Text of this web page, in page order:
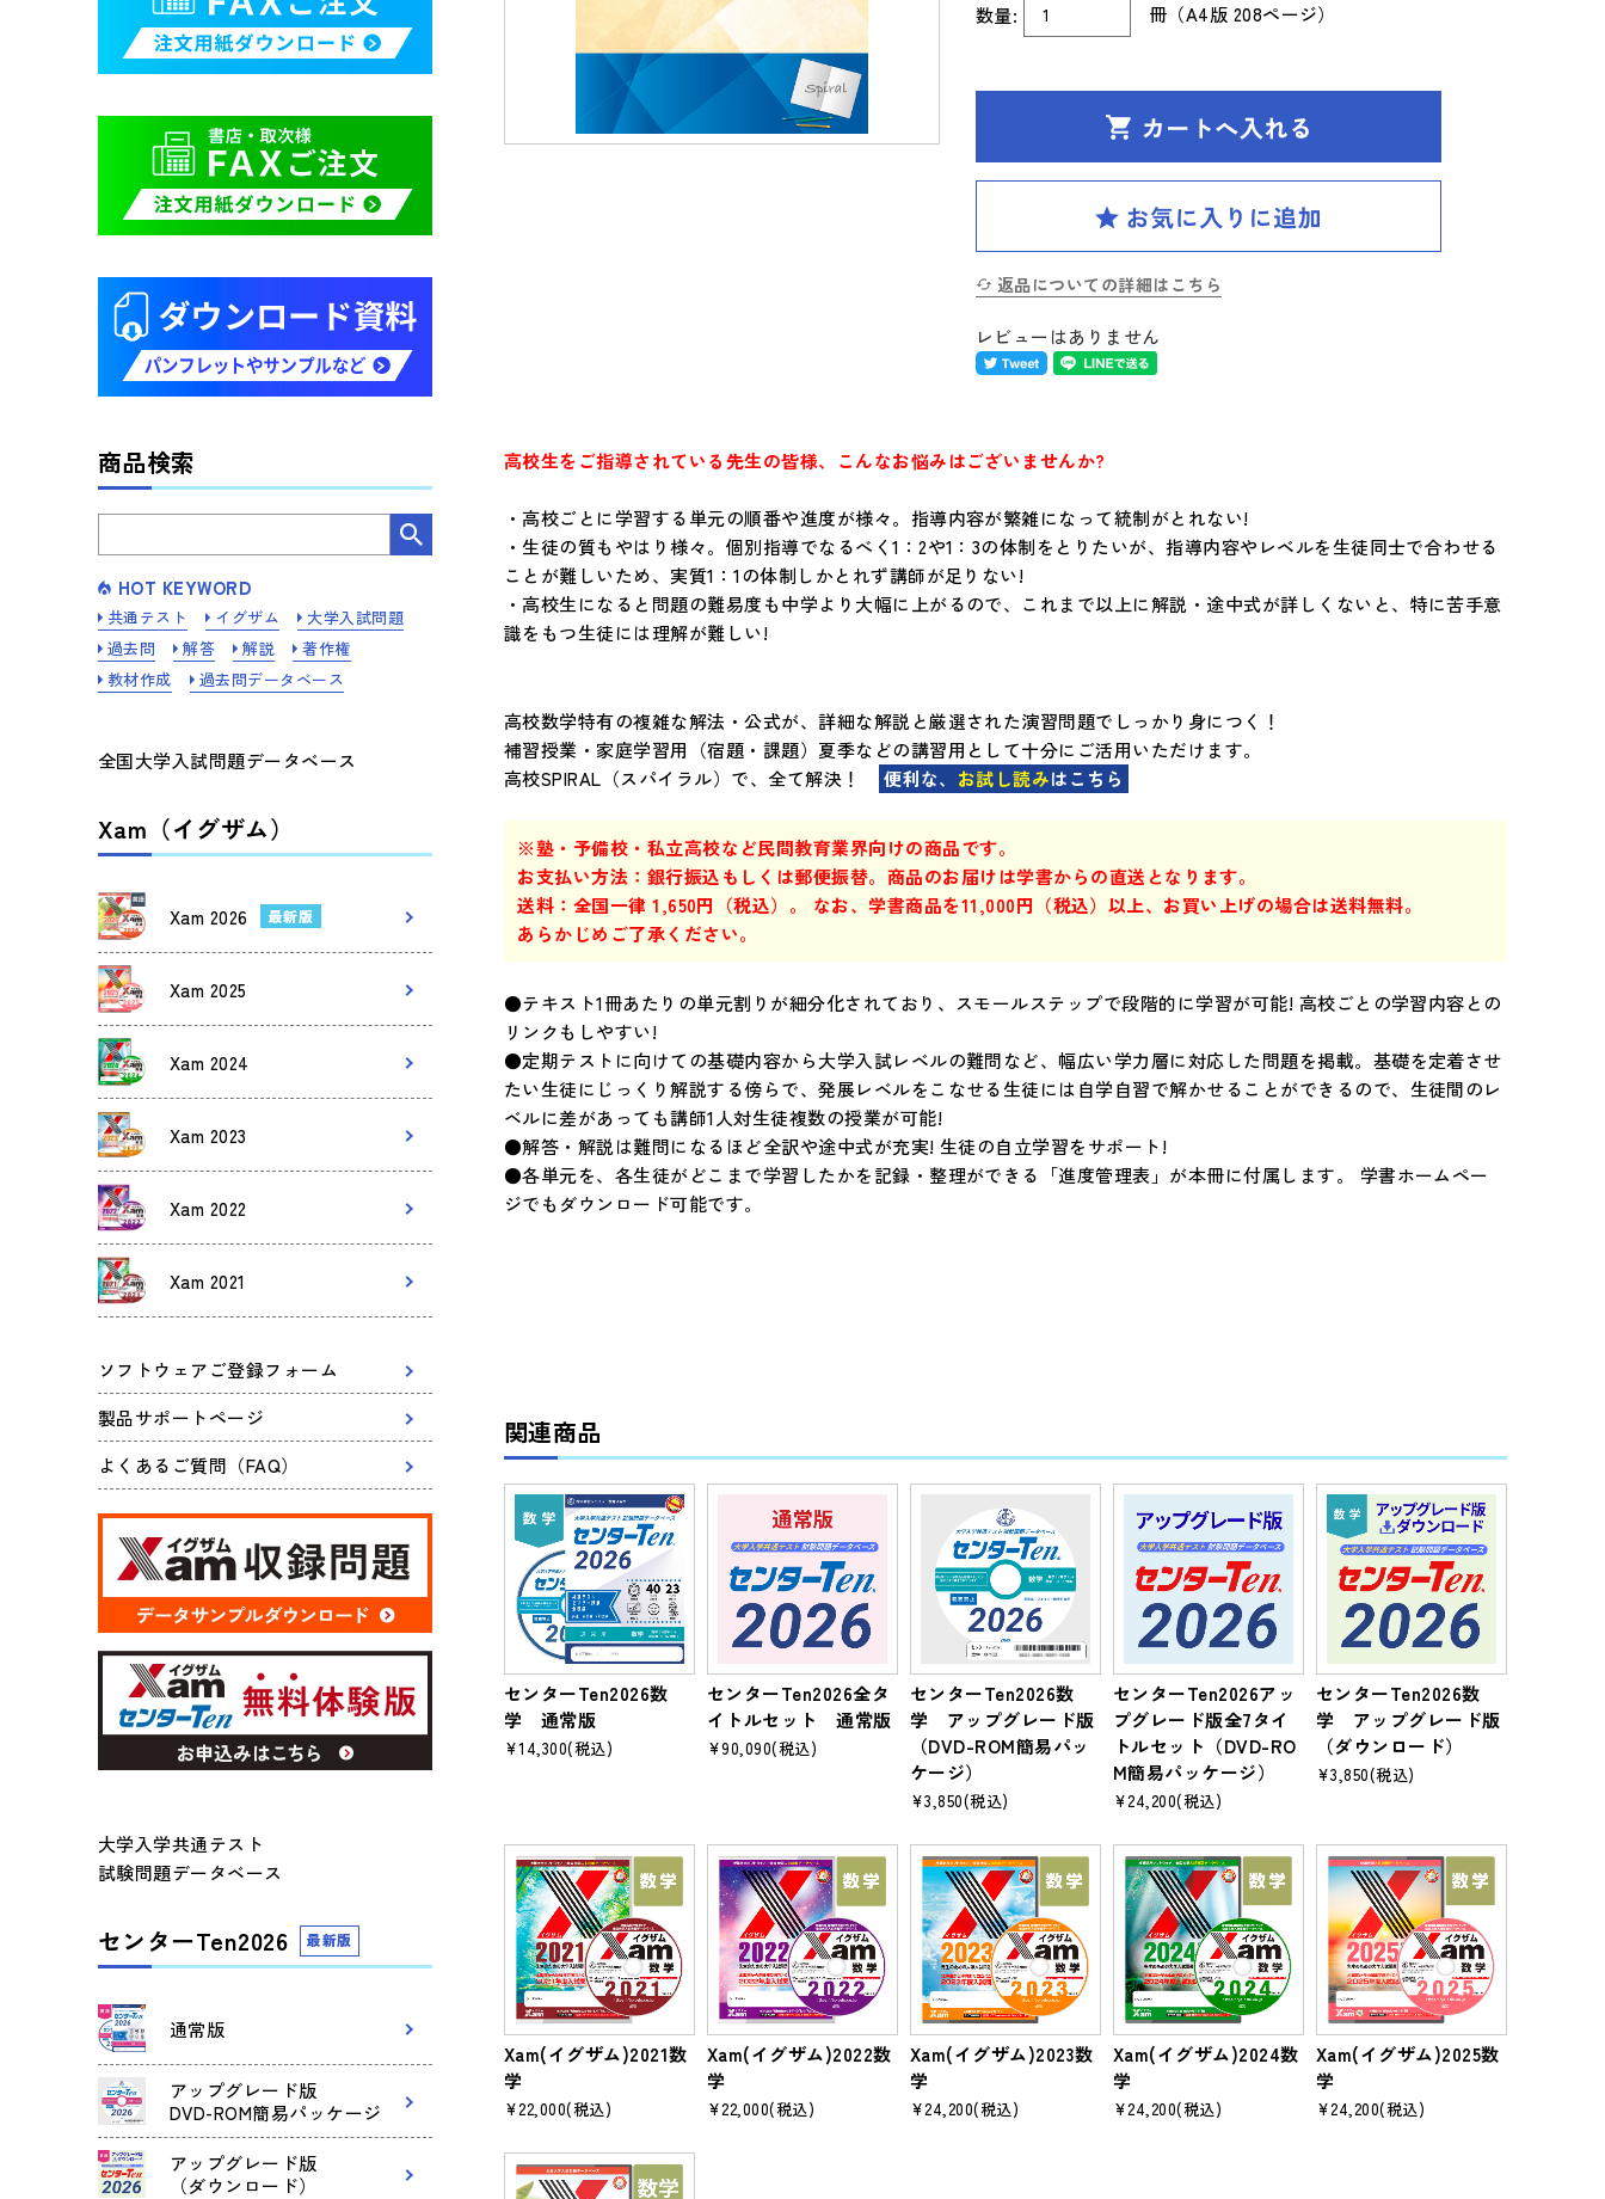
数量: 冊（A4版 208ページ）
返品についての詳細はこちら
レビューはありません
高校生をご指導されている先生の皆様、こんなお悩みはございませんか?
・高校ごとに学習する単元の順番や進度が様々。指導内容が繁雑になって統制がとれない!
・生徒の質もやはり様々。個別指導でなるべく1：2や1：3の体制をとりたいが、指導内容やレベルを生徒同士で合わせる
ことが難しいため、実質1：1の体制しかとれず講師が足りない!
・高校生になると問題の難易度も中学より大幅に上がるので、これまで以上に解説・途中式が詳しくないと、特に苦手意
識をもつ生徒には理解が難しい!
高校数学特有の複雑な解法・公式が、詳細な解説と厳選された演習問題でしっかり身につく！
補習授業・家庭学習用（宿題・課題）夏季などの講習用として十分にご活用いただけます。
高校SPIRAL（スパイラル）で、全て解決！
便利な、 お試し読みはこちら
※塾・予備校・私立高校など民間教育業界向けの商品です。
お支払い方法：銀行振込もしくは郵便振替。商品のお届けは学書からの直送となります。
送料：全国一律 1,650円（税込）。 なお、学書商品を11,000円（税込）以上、お買い上げの場合は送料無料。
あらかじめご了承ください。
●テキスト1冊あたりの単元割りが細分化されており、スモールステップで段階的に学習が可能! 高校ごとの学習内容との
リンクもしやすい!
●定期テストに向けての基礎内容から大学入試レベルの難問など、幅広い学力層に対応した問題を掲載。基礎を定着させ
たい生徒にじっくり解説する傍らで、発展レベルをこなせる生徒には自学自習で解かせることができるので、生徒間のレ
ベルに差があっても講師1人対生徒複数の授業が可能!
●解答・解説は難問になるほど全訳や途中式が充実! 生徒の自立学習をサポート!
●各単元を、各生徒がどこまで学習したかを記録・整理ができる「進度管理表」が本冊に付属します。 学書ホームペー
ジでもダウンロード可能です。
関連商品
センターTen2026数
学 通常版
¥14,300(税込)
センターTen2026全タ
イトルセット 通常版
¥90,090(税込)
センターTen2026数
学 アップグレード版
（DVD-ROM簡易パッ
ケージ）
¥3,850(税込)
センターTen2026アッ
プグレード版全7タイ
トルセット（DVD-RO
M簡易パッケージ）
¥24,200(税込)
センターTen2026数
学 アップグレード版
（ダウンロード）
¥3,850(税込)
Xam(イグザム)2021数
学
¥22,000(税込)
Xam(イグザム)2022数
学
¥22,000(税込)
Xam(イグザム)2023数
学
¥24,200(税込)
Xam(イグザム)2024数
学
¥24,200(税込)
Xam(イグザム)2025数
学
¥24,200(税込)
商品検索
HOT KEYWORD
共通テスト イグザム
大学入試問題
過去問
解答 解説
著作権
教材作成
過去問データベース
全国大学入試問題データベース
Xam（イグザム）
Xam 2026 最新版
Xam 2025
Xam 2024
Xam 2023
Xam 2022
Xam 2021
ソフトウェアご登録フォーム
製品サポートページ
よくあるご質問（FAQ）
大学入学共通テスト
試験問題データベース
センターTen2026 最新版
通常版
アップグレード版
DVD-ROM簡易パッケージ
アップグレード版
（ダウンロード）